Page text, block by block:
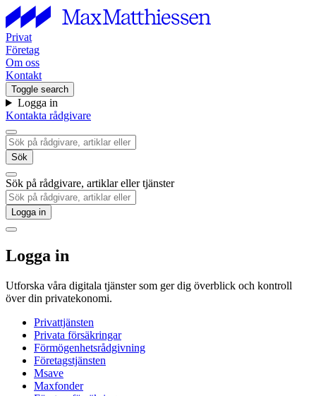
Privat
Företag
Om oss
Kontakt
Toggle search
Logga in
Kontakta rådgivare
Sök
Sök på rådgivare, artiklar eller tjänster
Logga in
Logga in
Utforska våra digitala tjänster som ger dig överblick och kontroll
över din privatekonomi.
Privattjänsten
Privata försäkringar
Förmögenhetsrådgivning
Företagstjänsten
Msave
Maxfonder